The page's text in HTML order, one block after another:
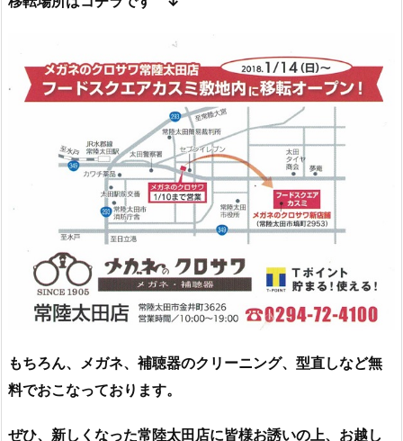
もちろん、メガネ、補聴器のクリーニング、型直しなど無
料でおこなっております。
ぜひ、新しくなった常陸太田店に皆様お誘いの上、お越し